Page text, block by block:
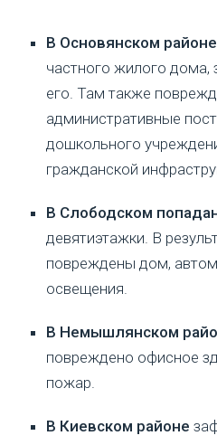
В Основянском районе
частного жилого дома,
его. Там также
административные
дошкольного
гражданской
В Слободском
девятиэтажки. В
повреждены дом,
освещения.
В Немышлянском
повреждено офисное
пожар.
В Киевском районе